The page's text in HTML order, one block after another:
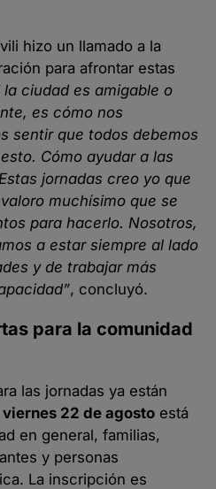
hizo un llamado a la
para afrontar estas
la ciudad es amigable o
es cómo nos
sentir que todos debemos
Cómo ayudar a las
jornadas creo yo que
muchísimo que se
para hacerlo. Nosotros,
a estar siempre al lado
y de trabajar más
, concluyó.
para la comunidad
las jornadas ya están
viernes 22 de agosto está
en general, familias,
y personas
La inscripción es